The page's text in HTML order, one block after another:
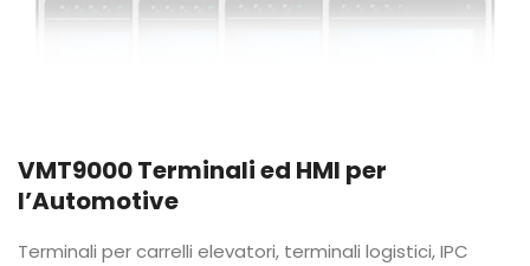
VMT9000 Terminali ed HMI per
l’Automotive
Terminali per carrelli elevatori, terminali logistici, IPC